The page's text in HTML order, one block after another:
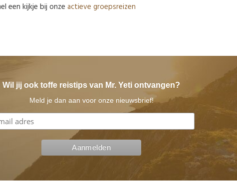
een kijkje bij onze actieve groepsreizen
Wil jij ook toffe reistips van Mr. Yeti ontvangen?
Meld je dan aan voor onze nieuwsbrief!